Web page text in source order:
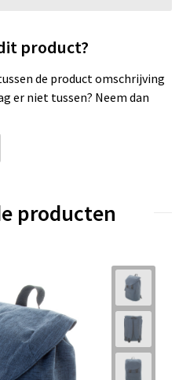
product?
de product omschrijving
er niet tussen? Neem dan
producten